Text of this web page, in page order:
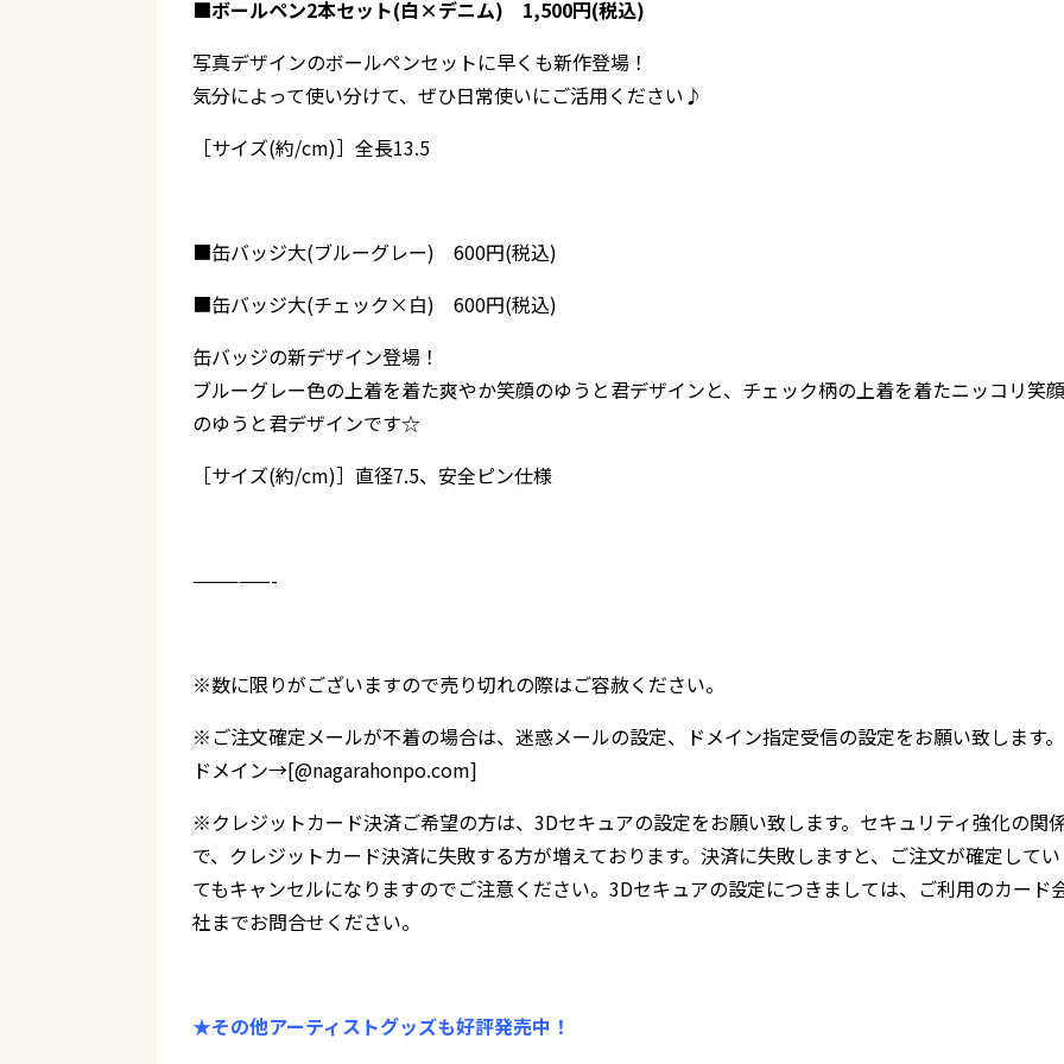
■ボールペン2本セット(白×デニム) 1,500円(税込)
写真デザインのボールペンセットに早くも新作登場！
気分によって使い分けて、ぜひ日常使いにご活用ください♪
［サイズ(約/cm)］全長13.5
■缶バッジ大(ブルーグレー) 600円(税込)
■缶バッジ大(チェック×白) 600円(税込)
缶バッジの新デザイン登場！
ブルーグレー色の上着を着た爽やか笑顔のゆうと君デザインと、チェック柄の上着を着たニッコリ笑顔
のゆうと君デザインです☆
［サイズ(約/cm)］直径7.5、安全ピン仕様
—————-
※数に限りがございますので売り切れの際はご容赦ください。
※ご注文確定メールが不着の場合は、迷惑メールの設定、ドメイン指定受信の設定をお願い致します。
ドメイン→[@nagarahonpo.com]
※クレジットカード決済ご希望の方は、3Dセキュアの設定をお願い致します。セキュリティ強化の関
で、クレジットカード決済に失敗する方が増えております。決済に失敗しますと、ご注文が確定してい
てもキャンセルになりますのでご注意ください。3Dセキュアの設定につきましては、ご利用のカード
社までお問合せください。
★その他アーティストグッズも好評発売中！